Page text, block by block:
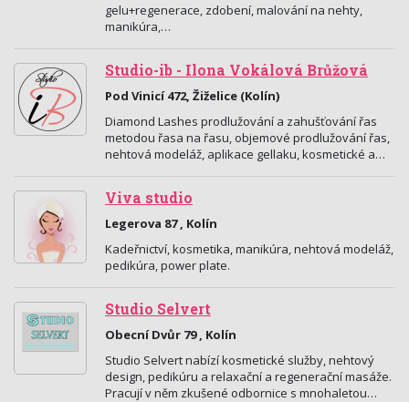
gelu+regenerace, zdobení, malování na nehty,
manikúra,…
Studio-ib - Ilona Vokálová Brůžová
Pod Vinicí 472, Žiželice (Kolín)
Diamond Lashes prodlužování a zahušťování řas
metodou řasa na řasu, objemové prodlužování řas,
nehtová modeláž, aplikace gellaku, kosmetické a…
Viva studio
Legerova 87 , Kolín
Kadeřnictví, kosmetika, manikúra, nehtová modeláž,
pedikúra, power plate.
Studio Selvert
Obecní Dvůr 79 , Kolín
Studio Selvert nabízí kosmetické služby, nehtový
design, pedikúru a relaxační a regenerační masáže.
Pracují v něm zkušené odbornice s mnohaletou…